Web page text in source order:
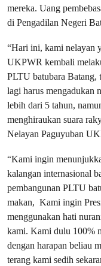
mereka. Uang
di Pengadilan Negeri
“Hari ini, kami nelayan
UKPWR kembali
PLTU batubara Batang,
lagi harus mengadukan
lebih dari 5 tahun,
menghiraukan suara
Nelayan Paguyuban
“Kami ingin
kalangan internasional
pembangunan PLTU
makan, Kami ingin
menggunakan hati
kami. Kami dulu 100%
dengan harapan beliau
terang kami sedih